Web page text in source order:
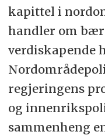
kapittel i
handler om
verdiskapende
regjeringens
og
sammenheng